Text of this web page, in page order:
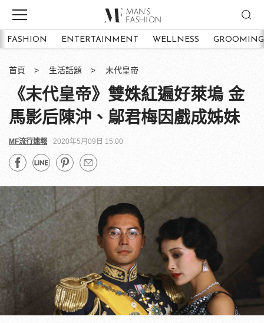
FASHION ENTERTAINMENT WELLNESS GROOMING
首頁 生活話題 末代皇帝
《末代皇帝》雙姝紅遍好萊塢 金
馬影后陳沖、鄔君梅因戲成姊妹
MF流行速報 2020年5月09日 15:00